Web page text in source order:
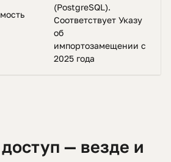
(PostgreSQL).
Соответствует Указу
об
импортозамещении с
2025 года
— везде и